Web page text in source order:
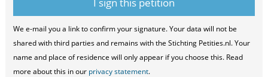
We e-mail you a link to confirm your signature. Your data will not be
shared with third parties and remains with the Stichting Petities.nl. Your
name and place of residence will only appear if you choose this. Read
more about this in our privacy statement.